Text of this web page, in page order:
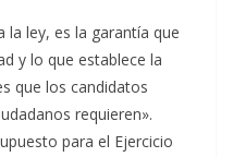
la ley, es la garantía que
y lo que establece la
que los candidatos
requieren».
para el Ejercicio